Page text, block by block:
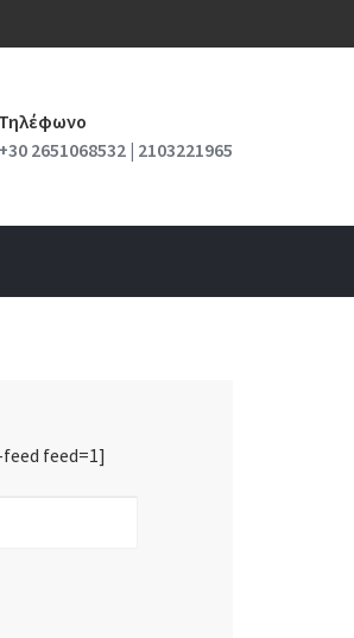
Τηλέφωνο
+30 2651068532 | 2103221965
feed=1]